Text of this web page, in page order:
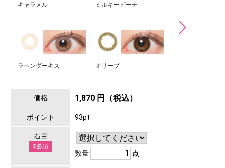
キャラメル ミルキーピーチ
ラベンダーキス オリーブ
価格 1,870 円（税込）
ポイント 93pt
右目
※必須
数量 点